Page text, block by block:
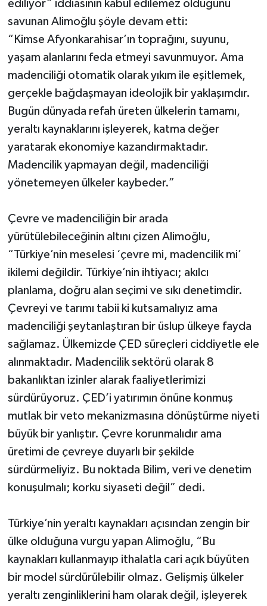
ediliyor” iddiasının kabul edilemez olduğunu
savunan Alimoğlu şöyle devam etti:
“Kimse Afyonkarahisar’ın toprağını, suyunu,
yaşam alanlarını feda etmeyi savunmuyor. Ama
madenciliği otomatik olarak yıkım ile eşitlemek,
gerçekle bağdaşmayan ideolojik bir yaklaşımdır.
Bugün dünyada refah üreten ülkelerin tamamı,
yeraltı kaynaklarını işleyerek, katma değer
yaratarak ekonomiye kazandırmaktadır.
Madencilik yapmayan değil, madenciliği
yönetemeyen ülkeler kaybeder.”
Çevre ve madenciliğin bir arada
yürütülebileceğinin altını çizen Alimoğlu,
“Türkiye’nin meselesi ‘çevre mi, madencilik mi’
ikilemi değildir. Türkiye’nin ihtiyacı; akılcı
planlama, doğru alan seçimi ve sıkı denetimdir.
Çevreyi ve tarımı tabii ki kutsamalıyız ama
madenciliği şeytanlaştıran bir üslup ülkeye fayda
sağlamaz. Ülkemizde ÇED süreçleri ciddiyetle ele
alınmaktadır. Madencilik sektörü olarak 8
bakanlıktan izinler alarak faaliyetlerimizi
sürdürüyoruz. ÇED’i yatırımın önüne konmuş
mutlak bir veto mekanizmasına dönüştürme niyeti
büyük bir yanlıştır. Çevre korunmalıdır ama
üretimi de çevreye duyarlı bir şekilde
sürdürmeliyiz. Bu noktada Bilim, veri ve denetim
konuşulmalı; korku siyaseti değil” dedi.
Türkiye’nin yeraltı kaynakları açısından zengin bir
ülke olduğuna vurgu yapan Alimoğlu, “Bu
kaynakları kullanmayıp ithalatla cari açık büyüten
bir model sürdürülebilir olmaz. Gelişmiş ülkeler
yeraltı zenginliklerini ham olarak değil, işleyerek